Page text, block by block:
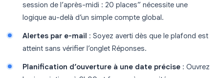
session de l’après-midi : 20 places” nécessite une
logique au-delà d’un simple compte global.
Alertes par e-mail : Soyez averti dès que le plafond est
atteint sans vérifier l’onglet Réponses.
Planification d’ouverture à une date précise : Ouvrez